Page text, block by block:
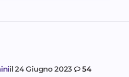
il 24 Giugno 2023 54